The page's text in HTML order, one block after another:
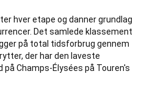
hver etape og danner grundlag
Det samlede klassement
på total tidsforbrug gennem
der har den laveste
Champs-Élysées på Touren's